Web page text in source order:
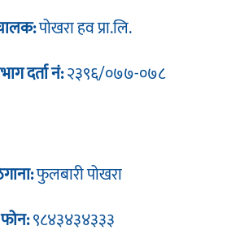
पोखरा हव प्रा.लि.
दर्ता नं:२३९६/०७७-०७८
फुलबारी पोखरा
फोन:९८४३४३४३३३